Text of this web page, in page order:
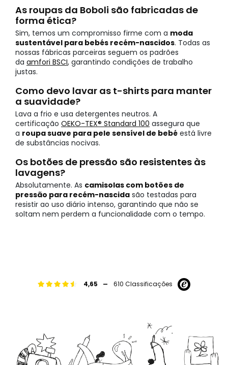
As roupas da Boboli são fabricadas de
forma ética?
Sim, temos um compromisso firme com a moda
sustentável para bebés recém-nascidos. Todas as
nossas fábricas parceiras seguem os padrões
da amfori BSCI, garantindo condições de trabalho
justas.
Como devo lavar as t-shirts para manter
a suavidade?
Lava a frio e usa detergentes neutros. A
certificação OEKO-TEX® Standard 100 assegura que
a roupa suave para pele sensível de bebé está livre
de substâncias nocivas.
Os botões de pressão são resistentes às
lavagens?
Absolutamente. As camisolas com botões de
pressão para recém-nascida são testadas para
resistir ao uso diário intenso, garantindo que não se
soltam nem perdem a funcionalidade com o tempo.
4,65 - 610 Classificações